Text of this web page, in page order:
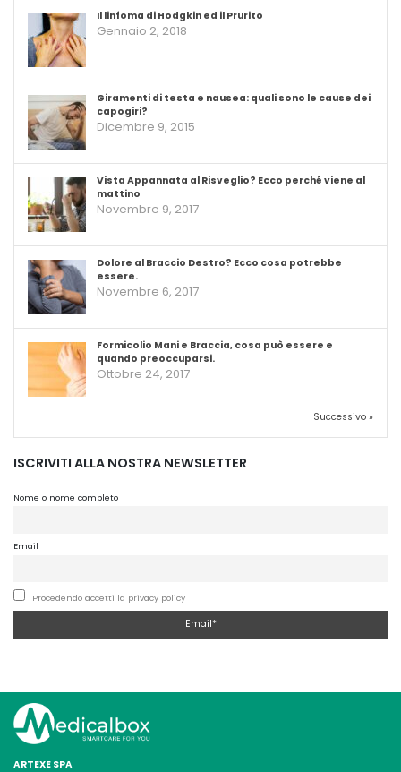
Il linfoma di Hodgkin ed il Prurito
Gennaio 2, 2018
Giramenti di testa e nausea: quali sono le cause dei
capogiri?
Dicembre 9, 2015
Vista Appannata al Risveglio? Ecco perché viene al
mattino
Novembre 9, 2017
Dolore al Braccio Destro? Ecco cosa potrebbe
essere.
Novembre 6, 2017
Formicolio Mani e Braccia, cosa può essere e
quando preoccuparsi.
Ottobre 24, 2017
Successivo »
ISCRIVITI ALLA NOSTRA NEWSLETTER
Nome o nome completo
Email
Procedendo accetti la privacy policy
ARTEXE SPA